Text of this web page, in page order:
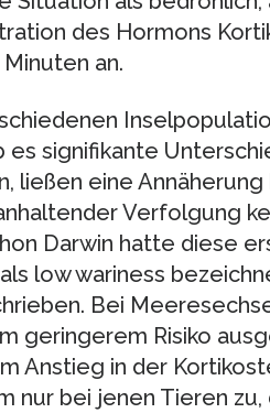
des Hormons
an.
es signifikante
ließen eine
Verfolgung
Darwin hatte diese
low wariness
Bei
geringerem Risiko
Anstieg in der
nur bei jenen Tieren